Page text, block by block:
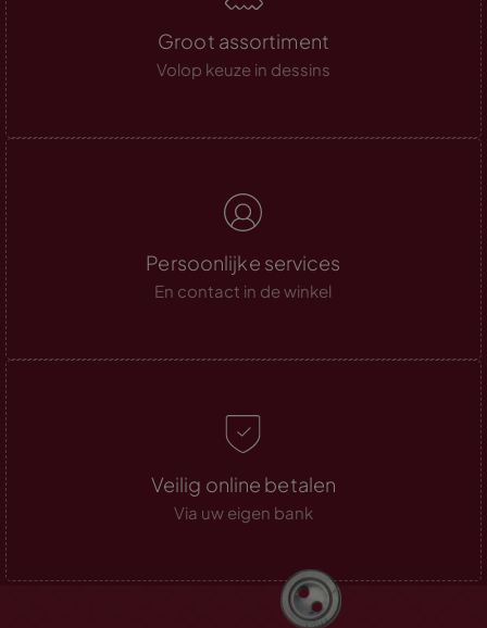
Groot assortiment
Volop keuze in dessins
Persoonlijke services
En contact in de winkel
Veilig online betalen
Via uw eigen bank